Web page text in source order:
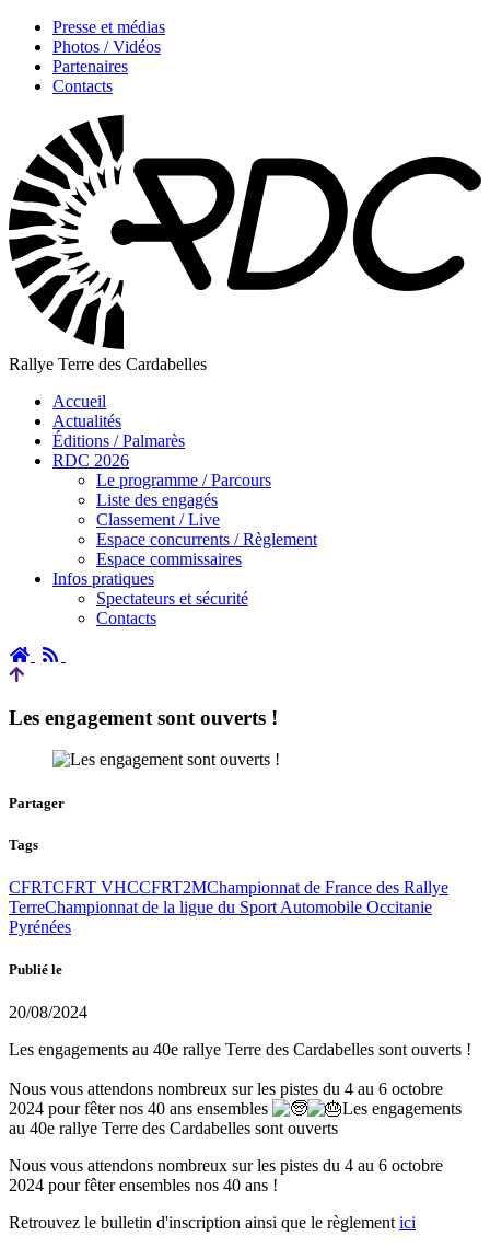
Presse et médias
Photos / Vidéos
Partenaires
Contacts
Rallye Terre des Cardabelles
Accueil
Actualités
Éditions / Palmarès
RDC 2026
Le programme / Parcours
Liste des engagés
Classement / Live
Espace concurrents / Règlement
Espace commissaires
Infos pratiques
Spectateurs et sécurité
Contacts
Accueil
Les engagement sont ouverts !
Partager
Tags
CFRTCFRT VHCCFRT2MChampionnat de France des Rallye
TerreChampionnat de la ligue du Sport Automobile Occitanie
Pyrénées
Publié le
20/08/2024
Les engagements au 40e rallye Terre des Cardabelles sont ouverts !
Nous vous attendons nombreux sur les pistes du 4 au 6 octobre
2024 pour fêter nos 40 ans ensembles
Les engagements
au 40e rallye Terre des Cardabelles sont ouverts
Nous vous attendons nombreux sur les pistes du 4 au 6 octobre
2024 pour fêter ensembles nos 40 ans !
Retrouvez le bulletin d'inscription ainsi que le règlement ici